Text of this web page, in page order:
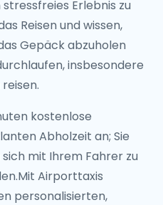
Erlebnis zu
Reisen und wissen,
Gepäck abzuholen
insbesondere
kostenlose
Abholzeit an; Sie
mit Ihrem Fahrer zu
Airporttaxis
personalisierten,